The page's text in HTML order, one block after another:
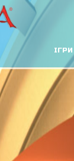
ІГРИ